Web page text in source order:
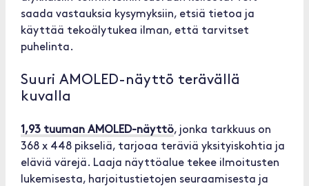
saada vastauksia kysymyksiin, etsiä tietoa ja
käyttää tekoälytukea ilman, että tarvitset
puhelinta.
Suuri AMOLED-näyttö terävällä
kuvalla
1,93 tuuman AMOLED-näyttö, jonka tarkkuus on
368 x 448 pikseliä, tarjoaa teräviä yksityiskohtia ja
eläviä värejä. Laaja näyttöalue tekee ilmoitusten
lukemisesta, harjoitustietojen seuraamisesta ja